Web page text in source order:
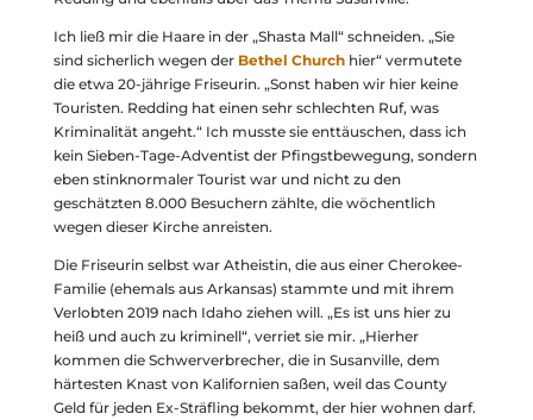
Ich ließ mir die Haare in der „Shasta Mall“ schneiden. „Sie
sind sicherlich wegen der Bethel Churchhier“ vermutete
die etwa 20-jährige Friseurin. „Sonst haben wir hier keine
Touristen. Redding hat einen sehr schlechten Ruf, was
Kriminalität angeht.“ Ich musste sie enttäuschen, dass ich
kein Sieben-Tage-Adventist der Pfingstbewegung, sondern
eben stinknormaler Tourist war und nicht zu den
geschätzten 8.000 Besuchern zählte, die wöchentlich
wegen dieser Kirche anreisten.
Die Friseurin selbst war Atheistin, die aus einer Cherokee-
Familie (ehemals aus Arkansas) stammte und mit ihrem
Verlobten 2019 nach Idaho ziehen will. „Es ist uns hier zu
heiß und auch zu kriminell“, verriet sie mir. „Hierher
kommen die Schwerverbrecher, die in Susanville, dem
härtesten Knast von Kalifornien saßen, weil das County
Geld für jeden Ex-Sträfling bekommt, der hier wohnen darf.